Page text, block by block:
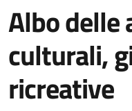
Albo delle
culturali,
ricreative